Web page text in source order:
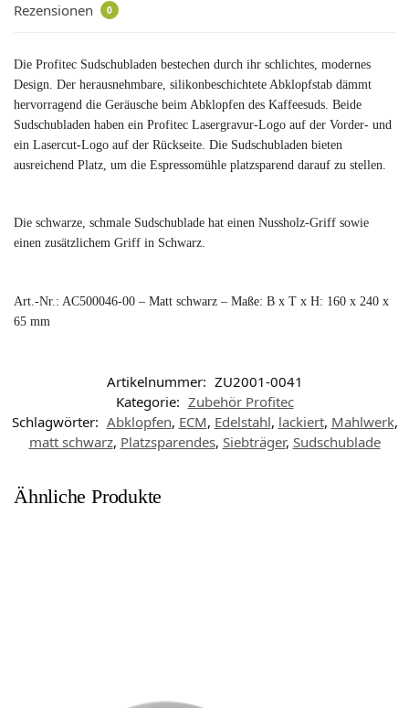
Rezensionen 0
Die Profitec Sudschubladen bestechen durch ihr schlichtes, modernes
Design. Der herausnehmbare, silikonbeschichtete Abklopfstab dämmt
hervorragend die Geräusche beim Abklopfen des Kaffeesuds. Beide
Sudschubladen haben ein Profitec Lasergravur-Logo auf der Vorder- und
ein Lasercut-Logo auf der Rückseite. Die Sudschubladen bieten
ausreichend Platz, um die Espressomühle platzsparend darauf zu stellen.
Die schwarze, schmale Sudschublade hat einen Nussholz-Griff sowie
einen zusätzlichem Griff in Schwarz.
Art.-Nr.: AC500046-00 – Matt schwarz – Maße: B x T x H: 160 x 240 x
65 mm
Artikelnummer: ZU2001-0041
Kategorie: Zubehör Profitec
Schlagwörter: Abklopfen, ECM, Edelstahl, lackiert, Mahlwerk,
matt schwarz, Platzsparendes, Siebträger, Sudschublade
Ähnliche Produkte